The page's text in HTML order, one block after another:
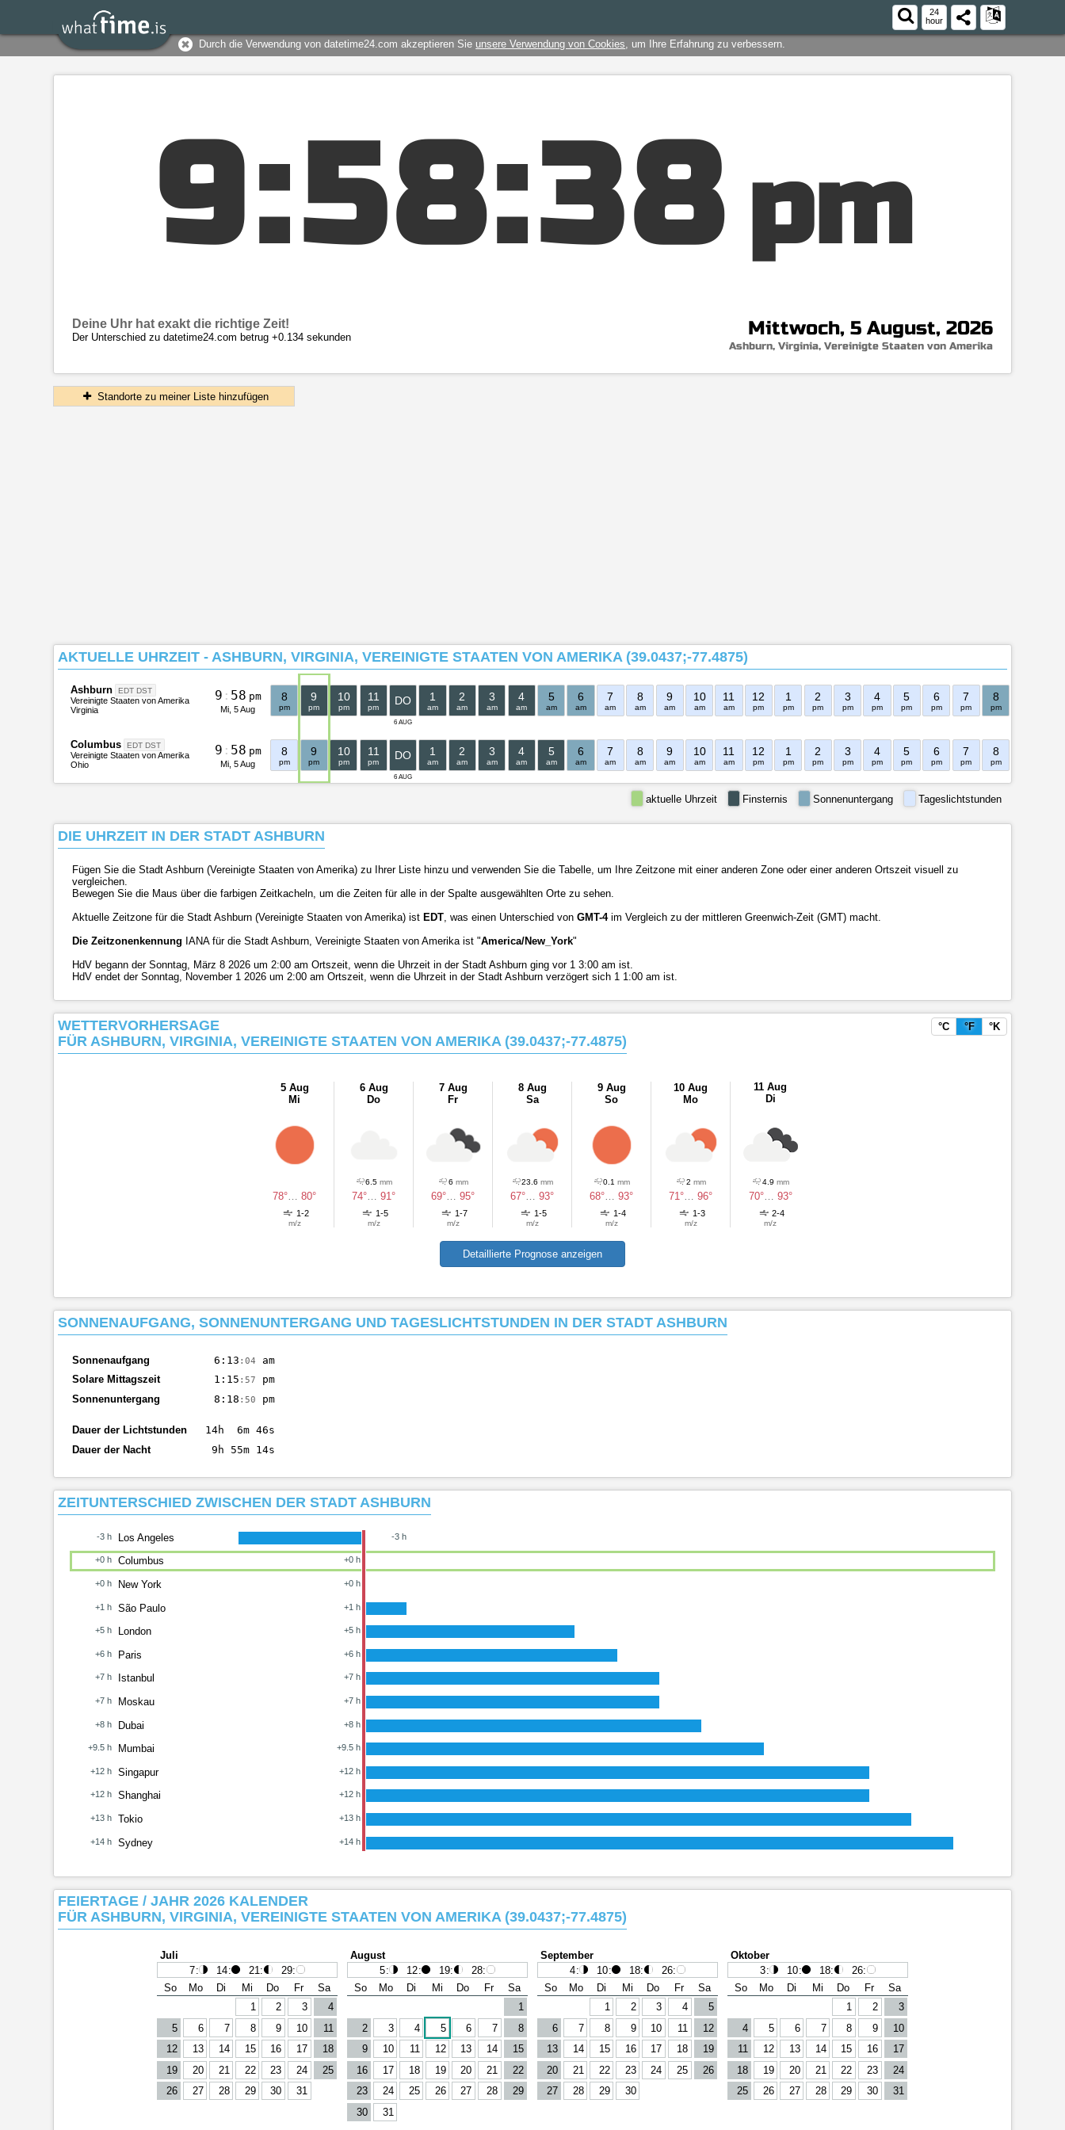
24
hour
Durch die Verwendung von datetime24.com akzeptieren Sie unsere Verwendung von Cookies, um Ihre Erfahrung zu verbessern.
9:58:39 pm
Mittwoch, 5 August, 2026
Ashburn, Virginia, Vereinigte Staaten von Amerika
Deine Uhr hat exakt die richtige Zeit!
Der Unterschied zu datetime24.com betrug +0.134 sekunden
Standorte zu meiner Liste hinzufügen
AKTUELLE UHRZEIT - ASHBURN, VIRGINIA, VEREINIGTE STAATEN VON AMERIKA (39.0437;-77.4875)
Ashburn EDT DST
Vereinigte Staaten von Amerika
Virginia
9 : 58 pm
Mi, 5 Aug
8
pm
9
pm
10
pm
11
pm
6 AUG
DO 1
am
2
am
3
am
4
am
5
am
6
am
7
am
8
am
9
am
10
am
11
am
12
pm
1
pm
2
pm
3
pm
4
pm
5
pm
6
pm
7
pm
8
pm
Columbus EDT DST
Vereinigte Staaten von Amerika
Ohio
9 : 58 pm
Mi, 5 Aug
8
pm
9
pm
10
pm
11
pm
6 AUG
DO 1
am
2
am
3
am
4
am
5
am
6
am
7
am
8
am
9
am
10
am
11
am
12
pm
1
pm
2
pm
3
pm
4
pm
5
pm
6
pm
7
pm
8
pm
Tageslichtstunden
Sonnenuntergang
Finsternis
aktuelle Uhrzeit
DIE UHRZEIT IN DER STADT ASHBURN
Fügen Sie die Stadt Ashburn (Vereinigte Staaten von Amerika) zu Ihrer Liste hinzu und verwenden Sie die Tabelle, um Ihre Zeitzone mit einer anderen Zone oder einer anderen Ortszeit visuell zu
vergleichen.
Bewegen Sie die Maus über die farbigen Zeitkacheln, um die Zeiten für alle in der Spalte ausgewählten Orte zu sehen.
Aktuelle Zeitzone für die Stadt Ashburn (Vereinigte Staaten von Amerika) ist EDT, was einen Unterschied von GMT-4im Vergleich zu der mittleren Greenwich-Zeit (GMT) macht.
Die Zeitzonenkennung IANA für die Stadt Ashburn, Vereinigte Staaten von Amerika ist "America/New_York"
HdV begann der Sonntag, März 8 2026 um 2:00 am Ortszeit, wenn die Uhrzeit in der Stadt Ashburn ging vor 1 3:00 am ist.
HdV endet der Sonntag, November 1 2026 um 2:00 am Ortszeit, wenn die Uhrzeit in der Stadt Ashburn verzögert sich 1 1:00 am ist.
WETTERVORHERSAGE
FÜR ASHBURN, VIRGINIA, VEREINIGTE STAATEN VON AMERIKA (39.0437;-77.4875)
°C °F °K
5 Aug
Mi
78°… 80°
1-2
m/z
6 Aug
Do
6.5mm
74°… 91°
1-5
m/z
7 Aug
Fr
6 mm
69°… 95°
1-7
m/z
8 Aug
Sa
23.6mm
67°… 93°
1-5
m/z
9 Aug
So
0.1mm
68°… 93°
1-4
m/z
10 Aug
Mo
2 mm
71°… 96°
1-3
m/z
11 Aug
Di
4.9 mm
70°… 93°
2-4
m/z
Detaillierte Prognose anzeigen
SONNENAUFGANG, SONNENUNTERGANG UND TAGESLICHTSTUNDEN IN DER STADT ASHBURN
Sonnenaufgang 6:13 :04
am
Solare Mittagszeit
1:15 :57
pm
Sonnenuntergang
8:18 :50 pm
Dauer der Lichtstunden
14h 6m 46s
Dauer der Nacht
9h 55m 14s
ZEITUNTERSCHIED ZWISCHEN DER STADT ASHBURN
-3 h Los Angeles -3 h
+0 h Columbus +0 h
+0 h New York +0 h
+1 h São Paulo +1 h
+5 h London +5 h
+6 h Paris +6 h
+7 h Istanbul +7 h
+7 h Moskau +7 h
+8 h Dubai +8 h
+9.5 h Mumbai +9.5 h
+12 h Singapur +12 h
+12 h Shanghai +12 h
+13 h Tokio +13 h
+14 h Sydney +14 h
FEIERTAGE / JAHR 2026 KALENDER
FÜR ASHBURN, VIRGINIA, VEREINIGTE STAATEN VON AMERIKA (39.0437;-77.4875)
Juli
7: 14: 21 : 29:
So
Mo Di Mi Do Fr
Sa
1
2 3
4
5
6 7 8 9 10
11
12
13 14 15 16 17
18
19
20 21 22 23 24
25
26
27 28 29 30 31
August
5: 12: 19: 28:
So
Mo Di Mi Do Fr
Sa
1
2
3 4 5 6 7
8
9
10 11 12 13 14
15
16
17 18 19 20 21
22
23
24 25 26 27 28
29
30
31
September
4: 10: 18: 26:
So
Mo Di Mi Do Fr
Sa
1
2 3 4
5
6
7 8 9 10 11
12
13
14 15 16 17 18
19
20
21 22 23 24 25
26
27
28 29 30
Oktober
3: 10: 18: 26:
So
Mo Di Mi Do Fr
Sa
1
2
3
4
5 6 7 8 9
10
11
12 13 14 15 16
17
18
19 20 21 22 23
24
25
26 27 28 29 30 31